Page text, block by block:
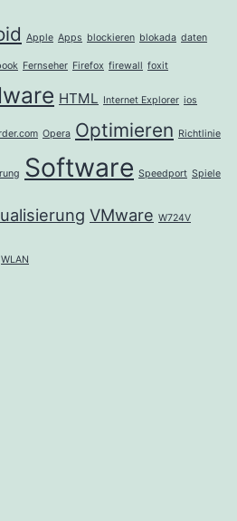
Apple Apps blockieren blokada daten
Fernseher Firefox firewall foxit
HTML Internet Explorer ios
Opera Optimieren Richtlinie
Software Speedport Spiele
VMware W724V
WLAN